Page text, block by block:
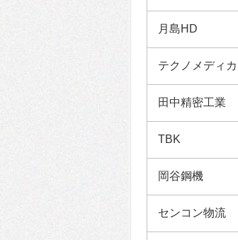
月島HD
テクノメディカ
田中精密工業
TBK
岡谷鋼機
センコン物流